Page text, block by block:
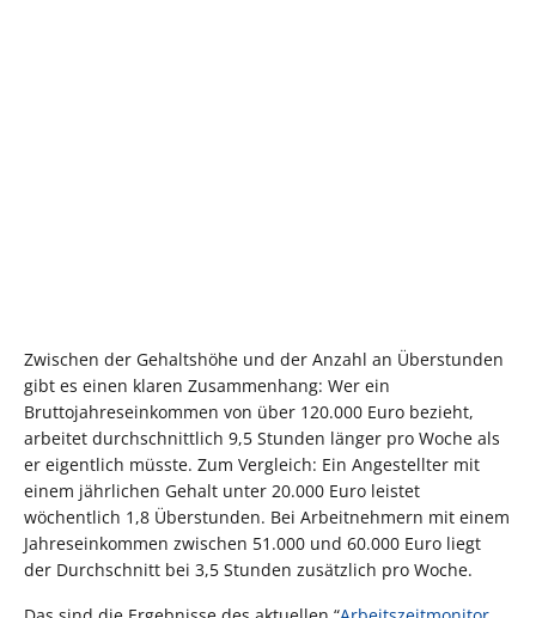
Zwischen der Gehaltshöhe und der Anzahl an Überstunden
gibt es einen klaren Zusammenhang: Wer ein
Bruttojahreseinkommen von über 120.000 Euro bezieht,
arbeitet durchschnittlich 9,5 Stunden länger pro Woche als
er eigentlich müsste. Zum Vergleich: Ein Angestellter mit
einem jährlichen Gehalt unter 20.000 Euro leistet
wöchentlich 1,8 Überstunden. Bei Arbeitnehmern mit einem
Jahreseinkommen zwischen 51.000 und 60.000 Euro liegt
der Durchschnitt bei 3,5 Stunden zusätzlich pro Woche.